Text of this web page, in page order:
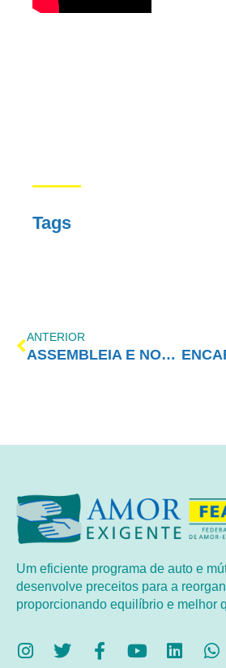
Tags
ANTERIOR
ASSEMBLEIA E NOVO CORPO DIRETIVO 2023/2024
Um eficiente programa de auto e
desenvolve preceitos para a
proporcionando equilíbrio e melhor